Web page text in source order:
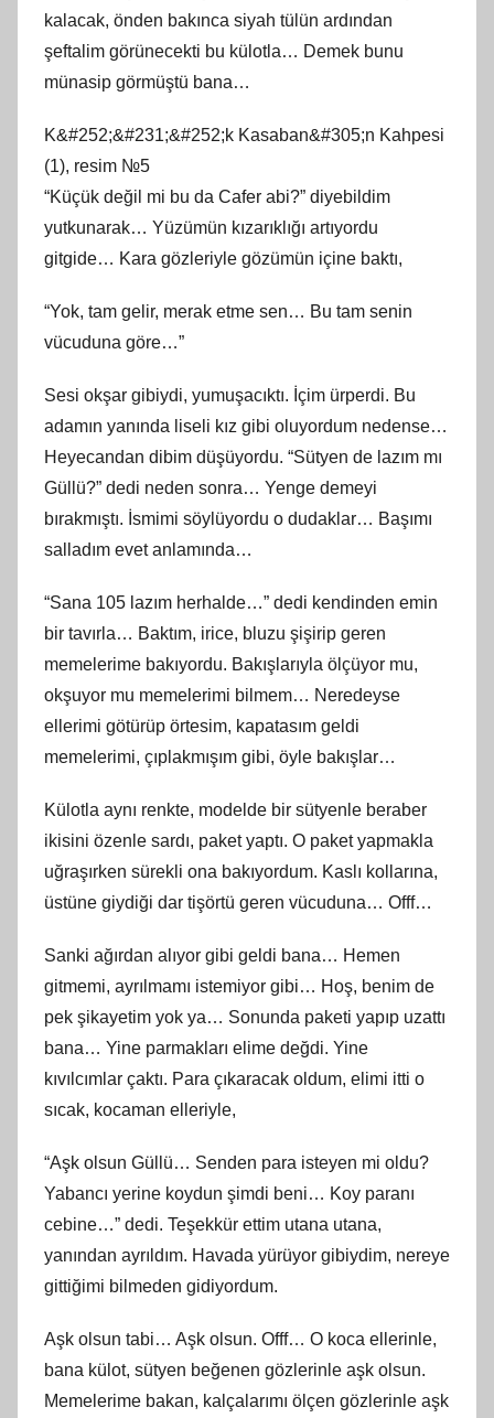
kalacak, önden bakınca siyah tülün ardından
şeftalim görünecekti bu külotla… Demek bunu
münasip görmüştü bana…
K&#252;&#231;&#252;k Kasaban&#305;n Kahpesi
(1), resim №5
“Küçük değil mi bu da Cafer abi?” diyebildim
yutkunarak… Yüzümün kızarıklığı artıyordu
gitgide… Kara gözleriyle gözümün içine baktı,
“Yok, tam gelir, merak etme sen… Bu tam senin
vücuduna göre…”
Sesi okşar gibiydi, yumuşacıktı. İçim ürperdi. Bu
adamın yanında liseli kız gibi oluyordum nedense…
Heyecandan dibim düşüyordu. “Sütyen de lazım mı
Güllü?” dedi neden sonra… Yenge demeyi
bırakmıştı. İsmimi söylüyordu o dudaklar… Başımı
salladım evet anlamında…
“Sana 105 lazım herhalde…” dedi kendinden emin
bir tavırla… Baktım, irice, bluzu şişirip geren
memelerime bakıyordu. Bakışlarıyla ölçüyor mu,
okşuyor mu memelerimi bilmem… Neredeyse
ellerimi götürüp örtesim, kapatasım geldi
memelerimi, çıplakmışım gibi, öyle bakışlar…
Külotla aynı renkte, modelde bir sütyenle beraber
ikisini özenle sardı, paket yaptı. O paket yapmakla
uğraşırken sürekli ona bakıyordum. Kaslı kollarına,
üstüne giydiği dar tişörtü geren vücuduna… Offf…
Sanki ağırdan alıyor gibi geldi bana… Hemen
gitmemi, ayrılmamı istemiyor gibi… Hoş, benim de
pek şikayetim yok ya… Sonunda paketi yapıp uzattı
bana… Yine parmakları elime değdi. Yine
kıvılcımlar çaktı. Para çıkaracak oldum, elimi itti o
sıcak, kocaman elleriyle,
“Aşk olsun Güllü… Senden para isteyen mi oldu?
Yabancı yerine koydun şimdi beni… Koy paranı
cebine…” dedi. Teşekkür ettim utana utana,
yanından ayrıldım. Havada yürüyor gibiydim, nereye
gittiğimi bilmeden gidiyordum.
Aşk olsun tabi… Aşk olsun. Offf… O koca ellerinle,
bana külot, sütyen beğenen gözlerinle aşk olsun.
Memelerime bakan, kalçalarımı ölçen gözlerinle aşk